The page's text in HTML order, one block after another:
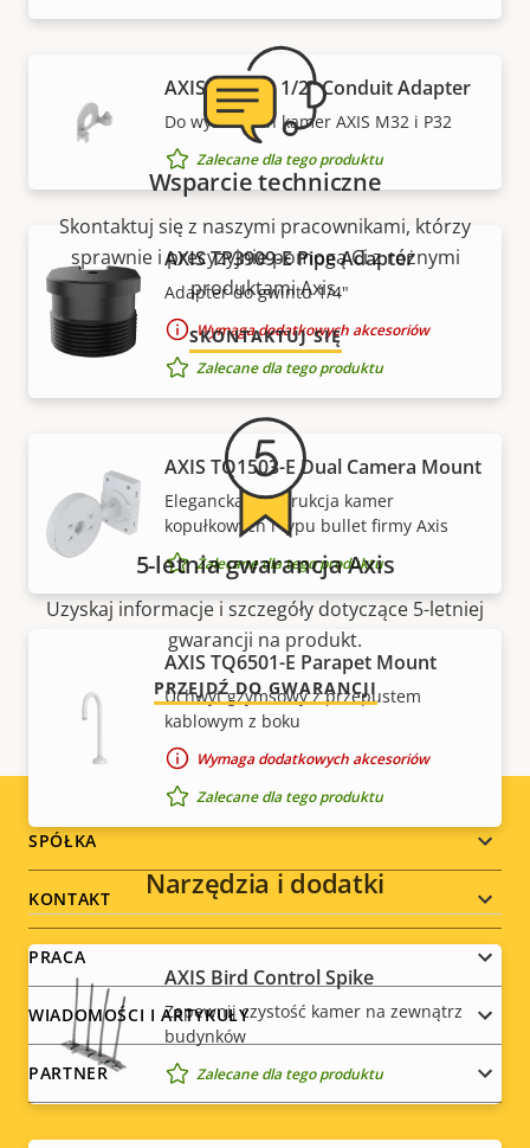
AXIS TP3602 1/2" Conduit Adapter
Do wybranych kamer AXIS M32 i P32
Zalecane dla tego produktu
AXIS TP3909-E Pipe Adapter
Adapter do gwintu 1/4"
Wymaga dodatkowych akcesoriów
Zalecane dla tego produktu
AXIS TQ1503-E Dual Camera Mount
Elegancka konstrukcja kamer
kopułkowych i typu bullet firmy Axis
Zalecane dla tego produktu
AXIS TQ6501-E Parapet Mount
Uchwyt gzymsowy z przepustem
kablowym z boku
Wymaga dodatkowych akcesoriów
Zalecane dla tego produktu
Narzędzia i dodatki
AXIS Bird Control Spike
Zapewnij czystość kamer na zewnątrz
budynków
Zalecane dla tego produktu
Wsparcie techniczne
Skontaktuj się z naszymi pracownikami, którzy
sprawnie i precyzyjnie pomogą Ci z różnymi
produktami Axis.
SKONTAKTUJ SIĘ
5-letnia gwarancja Axis
Uzyskaj informacje i szczegóły dotyczące 5-letniej
gwarancji na produkt.
PRZEJDŹ DO GWARANCJI
Footer
menu
SPÓŁKA
KONTAKT
PRACA
WIADOMOŚCI I ARTYKUŁY
PARTNER